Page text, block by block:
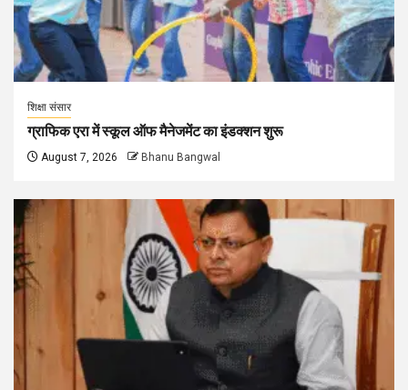
शिक्षा संसार
ग्राफिक एरा में स्कूल ऑफ मैनेजमेंट का इंडक्शन शुरू
August 7, 2026 Bhanu Bangwal